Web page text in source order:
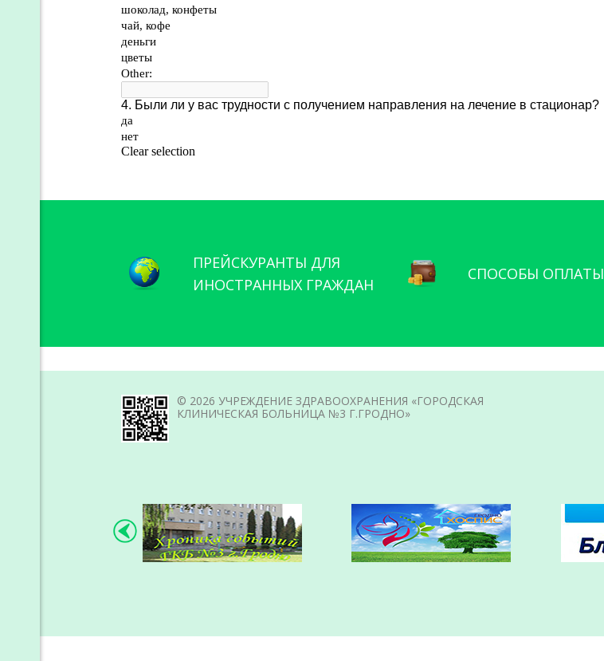
ПРЕЙСКУРАНТЫ ДЛЯ
ИНОСТРАННЫХ ГРАЖДАН
СПОСОБЫ ОПЛАТЫ
© 2026 УЧРЕЖДЕНИЕ ЗДРАВООХРАНЕНИЯ «ГОРОДСКАЯ
КЛИНИЧЕСКАЯ БОЛЬНИЦА №3 Г.ГРОДНО»